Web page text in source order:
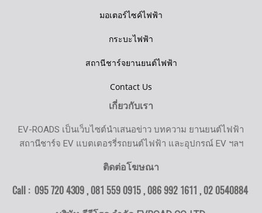
มอเตอร์ไซค์ไฟฟ้า
กระบะไฟฟ้า
สถานีชาร์จยานยนต์ไฟฟ้า
Contact Us
เกี่ยวกับเรา
EV-ROADS เป็นเว็บไซต์นำเสนอข่าว บทความ ยานยนต์ไฟฟ้า
สถานีชาร์จ EV แบตเตอรรี่รถยนต์ไฟฟ้า และอุปกรณ์ EV ฯลฯ
ติดต่อโฆษณา
Call : 095 720 4309 , 081 559 0915 , 086 992 1611 ,02 0540884